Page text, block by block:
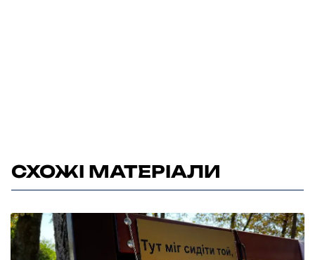
СХОЖІ МАТЕРІАЛИ